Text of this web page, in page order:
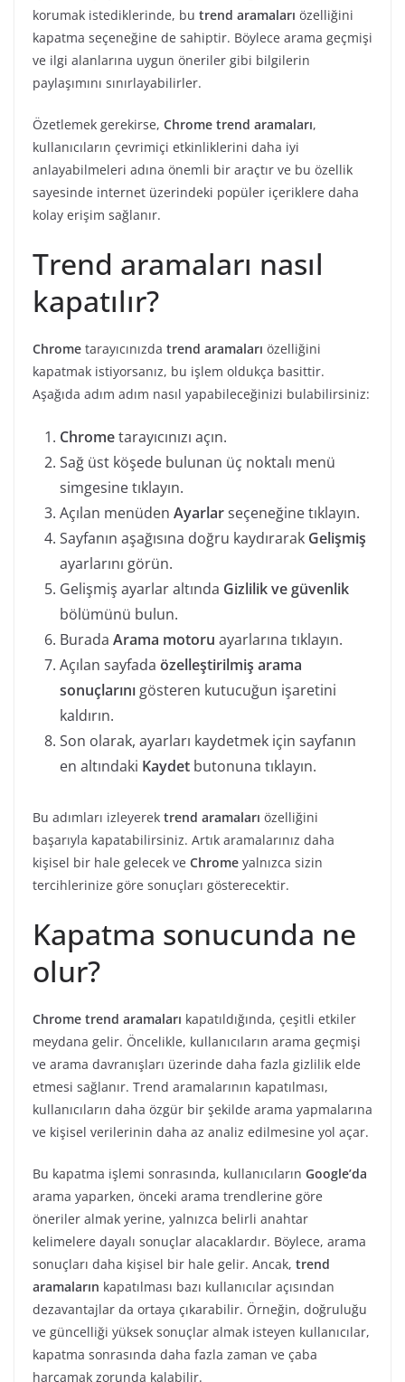
korumak istediklerinde, bu trend aramaları özelliğini
kapatma seçeneğine de sahiptir. Böylece arama geçmişi
ve ilgi alanlarına uygun öneriler gibi bilgilerin
paylaşımını sınırlayabilirler.
Özetlemek gerekirse, Chrome trend aramaları,
kullanıcıların çevrimiçi etkinliklerini daha iyi
anlayabilmeleri adına önemli bir araçtır ve bu özellik
sayesinde internet üzerindeki popüler içeriklere daha
kolay erişim sağlanır.
Trend aramaları nasıl
kapatılır?
Chrome tarayıcınızda trend aramaları özelliğini
kapatmak istiyorsanız, bu işlem oldukça basittir.
Aşağıda adım adım nasıl yapabileceğinizi bulabilirsiniz:
Chrometarayıcınızı açın.
Sağ üst köşede bulunan üç noktalı menü
simgesine tıklayın.
Açılan menüden Ayarlarseçeneğine tıklayın.
Sayfanın aşağısına doğru kaydırarak Gelişmiş
ayarlarını görün.
Gelişmiş ayarlar altında Gizlilik ve güvenlik
bölümünü bulun.
Burada Arama motoru ayarlarına tıklayın.
Açılan sayfada özelleştirilmiş arama
sonuçlarını gösteren kutucuğun işaretini
kaldırın.
Son olarak, ayarları kaydetmek için sayfanın
en altındaki Kaydet butonuna tıklayın.
Bu adımları izleyerek trend aramaları özelliğini
başarıyla kapatabilirsiniz. Artık aramalarınız daha
kişisel bir hale gelecek ve Chrome yalnızca sizin
tercihlerinize göre sonuçları gösterecektir.
Kapatma sonucunda ne
olur?
Chrome trend aramaları kapatıldığında, çeşitli etkiler
meydana gelir. Öncelikle, kullanıcıların arama geçmişi
ve arama davranışları üzerinde daha fazla gizlilik elde
etmesi sağlanır. Trend aramalarının kapatılması,
kullanıcıların daha özgür bir şekilde arama yapmalarına
ve kişisel verilerinin daha az analiz edilmesine yol açar.
Bu kapatma işlemi sonrasında, kullanıcıların Google’da
arama yaparken, önceki arama trendlerine göre
öneriler almak yerine, yalnızca belirli anahtar
kelimelere dayalı sonuçlar alacaklardır. Böylece, arama
sonuçları daha kişisel bir hale gelir. Ancak, trend
aramaların kapatılması bazı kullanıcılar açısından
dezavantajlar da ortaya çıkarabilir. Örneğin, doğruluğu
ve güncelliği yüksek sonuçlar almak isteyen kullanıcılar,
kapatma sonrasında daha fazla zaman ve çaba
harcamak zorunda kalabilir.